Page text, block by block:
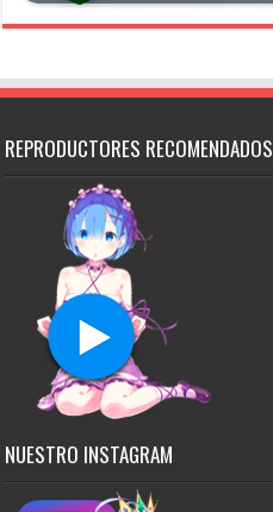
REPRODUCTORES RECOMENDADOS
NUESTRO INSTAGRAM